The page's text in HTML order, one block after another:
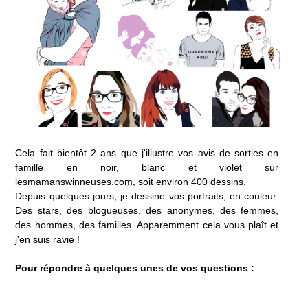
Cela fait bientôt 2 ans que j'illustre vos avis de sorties en
famille en noir, blanc et violet sur
lesmamanswinneuses.com , soit environ 400 dessins.
Depuis quelques jours, je dessine vos portraits, en couleur.
Des stars, des blogueuses, des anonymes, des femmes,
des hommes, des familles. Apparemment cela vous plaît et
j'en suis ravie !
Pour répondre à quelques unes de vos questions :